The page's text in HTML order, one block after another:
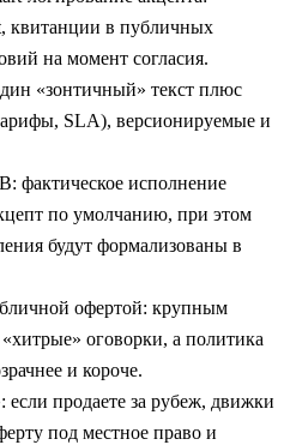
квитанции в публичных
на момент согласия.
«зонтичный» текст плюс
SLA), версионируемые и
фактическое исполнение
по умолчанию, при этом
будут формализованы в
офертой: крупным
оговорки, а политика
и короче.
если продаете за рубеж, движки
под местное право и